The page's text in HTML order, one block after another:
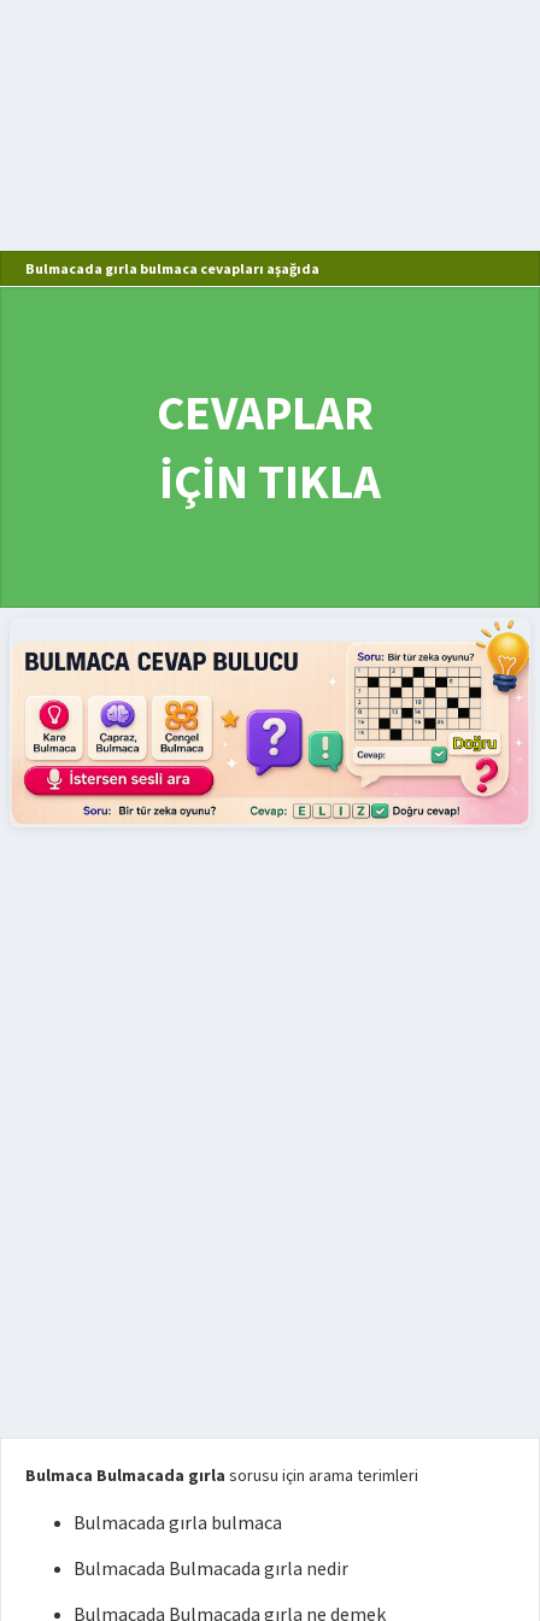
Bulmacada gırla bulmaca cevapları aşağıda
CEVAPLAR
İÇİN TIKLA
Bulmaca Bulmacada gırla sorusu için arama terimleri
Bulmacada gırla bulmaca
Bulmacada Bulmacada gırla nedir
Bulmacada Bulmacada gırla ne demek